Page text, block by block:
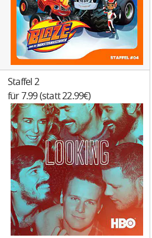
Staffel 2
für 7.99 (statt 22.99€)